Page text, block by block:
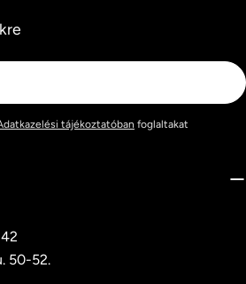
50-52.
tájékoztatóban foglaltakat